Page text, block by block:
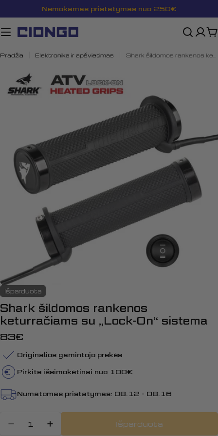
prie
turinio
Nemokamas pristatymas nuo 250€
Pradžia Elektronika ir apšvietimas
mediją 0 modalyje
Išparduota
Shark šildomos rankenos
keturračiams su „Lock-On“ sistema
Įprasta
kaina
83€
Originalios gamintojo prekės
Pirkite išsimokėtinai nuo 100€
Numatomas pristatymas: 08.12 - 08.16
Sumažinti kiekį: Shark šildomos
Padidinti Shark šildomos
Išparduota